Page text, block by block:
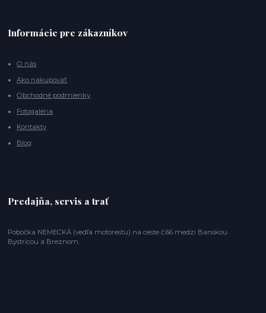
Informácie pre zákazníkov
O nás
Ako nakupovať
Obchodné podmienky
Fotogaléria
Kontakty
Blog
Predajňa, servis a trať
Pobočka NEMECKÁ (vedľa motorestu) na ceste č.66 medzi Banskou
Bystricou a Breznom.